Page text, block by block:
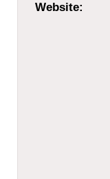
Website: